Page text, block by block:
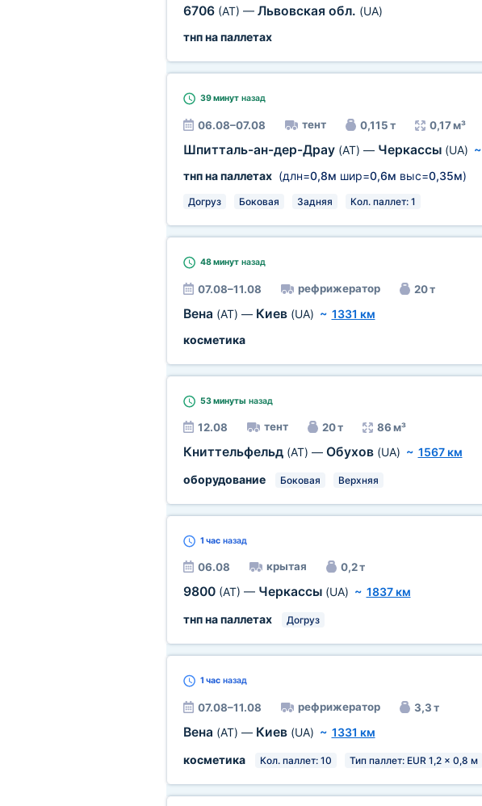
6706 (AT) — Львовская обл. (UA)
тнп на паллетах
39 минутназад
06.08–07.08 тент 0,115 т 0,17 м³
Шпитталь-ан-дер-Драу (AT) — Черкассы (UA) ~
тнп на паллетах(длн=0,8м шир=0,6м выс=0,35м)
Догруз Боковая Задняя Кол. паллет: 1
48 минутназад
07.08–11.08 рефрижератор 20 т
Вена (AT) — Киев (UA) ~ 1331 км
косметика
53 минуты назад
12.08 тент 20 т 86 м³
Книттельфельд (AT) — Обухов (UA) ~ 1567 км
оборудование
Боковая Верхняя
1 часназад
06.08 крытая 0,2 т
9800 (AT) — Черкассы (UA) ~ 1837 км
тнп на паллетах
Догруз
1 часназад
07.08–11.08 рефрижератор 3,3 т
Вена (AT) — Киев (UA) ~ 1331 км
косметика
Кол. паллет: 10 Тип паллет: EUR 1,2 x 0,8 м